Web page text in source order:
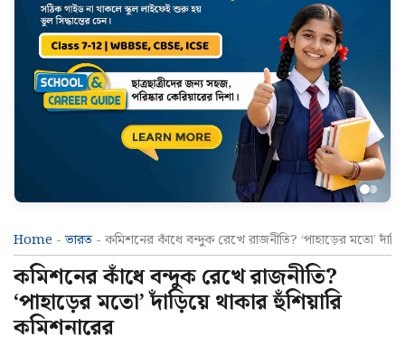
Home -ভারত - কমিশনের কাঁধে বন্দুক রেখে রাজনীতি? ‘পাহাড়ের মতো’
কমিশনের কাঁধে বন্দুক রেখে রাজনীতি?
‘পাহাড়ের মতো’ দাঁড়িয়ে থাকার হুঁশিয়ারি
কমিশনারের